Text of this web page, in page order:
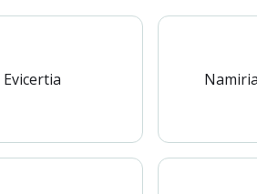
Evicertia